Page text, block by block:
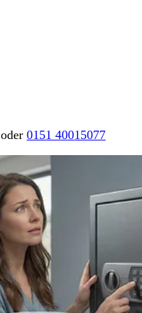
oder 0151 40015077